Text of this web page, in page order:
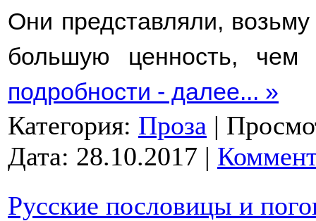
Они представляли,
большую ценность, чем
подробности - далее... »
Категория: Проза |
Дата: 28.10.2017 |
Русские пословицы и